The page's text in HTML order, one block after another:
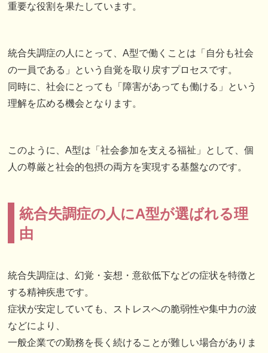
重要な役割を果たしています。
統合失調症の人にとって、A型で働くことは「自分も社会
の一員である」という自覚を取り戻すプロセスです。
同時に、社会にとっても「障害があっても働ける」という
理解を広める機会となります。
このように、A型は「社会参加を支える福祉」として、個
人の尊厳と社会的包摂の両方を実現する基盤なのです。
統合失調症の人にA型が選ばれる理
由
統合失調症は、幻覚・妄想・意欲低下などの症状を特徴と
する精神疾患です。
症状が安定していても、ストレスへの脆弱性や集中力の波
などにより、
一般企業での勤務を長く続けることが難しい場合がありま